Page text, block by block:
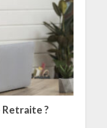
Retraite ?